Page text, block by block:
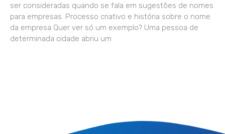
ser consideradas quando se fala em sugestões de nomes
para empresas. Processo criativo e história sobre o nome
da empresa Quer ver só um exemplo? Uma pessoa de
determinada cidade abriu um